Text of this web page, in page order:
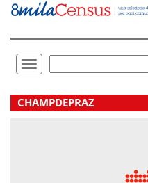
Vai
direttamente
Toggle
navigation
.
CHAMPDEPRAZ